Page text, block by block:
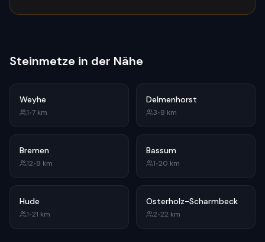
Steinmetze in der Nähe
Weyhe
1•7 km
Delmenhorst
3•8 km
Bremen
12•8 km
Bassum
1•20 km
Hude
1•21 km
Osterholz-Scharmbeck
2•22 km